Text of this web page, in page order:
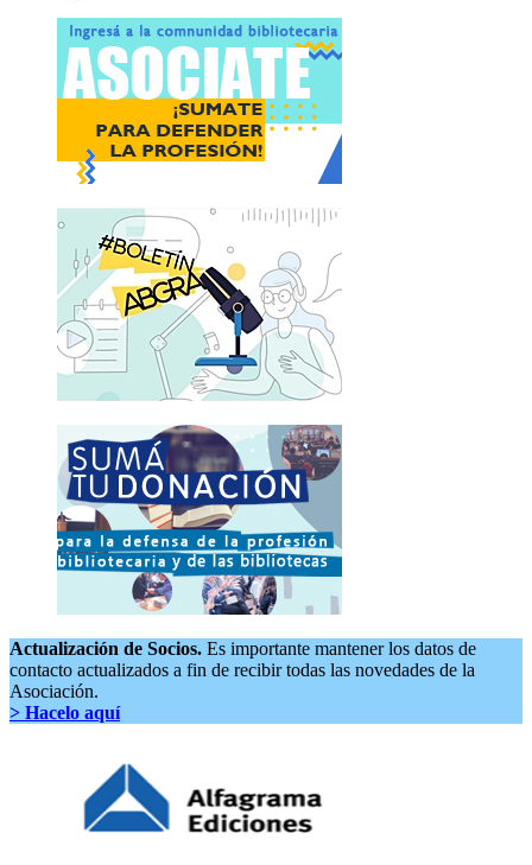
Actualización de Socios. Es importante mantener los datos de
contacto actualizados a fin de recibir todas las novedades de la
Asociación.
> Hacelo aquí